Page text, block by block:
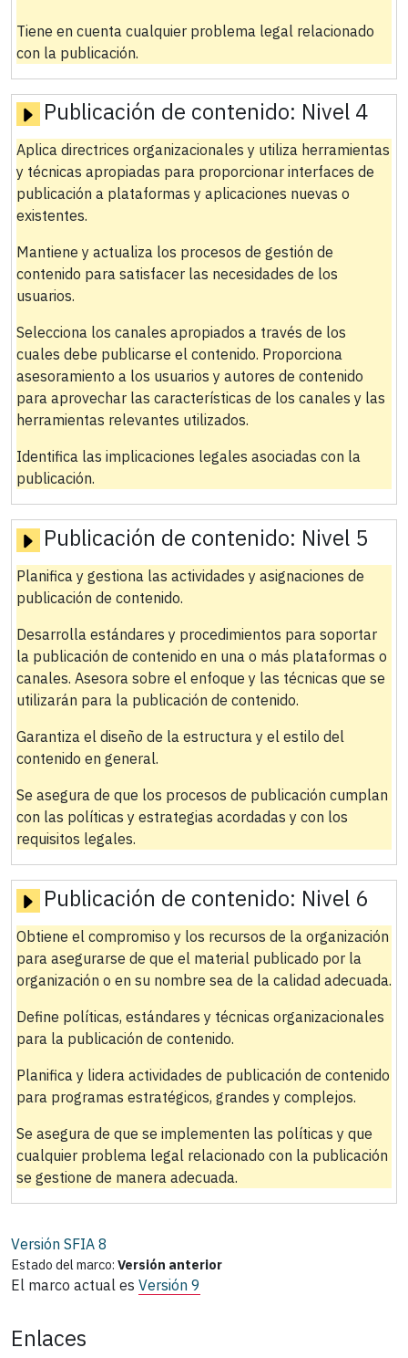
Tiene en cuenta cualquier problema legal relacionado
con la publicación.
Publicación de contenido: Nivel 4
Aplica directrices organizacionales y utiliza herramientas
y técnicas apropiadas para proporcionar interfaces de
publicación a plataformas y aplicaciones nuevas o
existentes.
Mantiene y actualiza los procesos de gestión de
contenido para satisfacer las necesidades de los
usuarios.
Selecciona los canales apropiados a través de los
cuales debe publicarse el contenido. Proporciona
asesoramiento a los usuarios y autores de contenido
para aprovechar las características de los canales y las
herramientas relevantes utilizados.
Identifica las implicaciones legales asociadas con la
publicación.
Publicación de contenido: Nivel 5
Planifica y gestiona las actividades y asignaciones de
publicación de contenido.
Desarrolla estándares y procedimientos para soportar
la publicación de contenido en una o más plataformas o
canales. Asesora sobre el enfoque y las técnicas que se
utilizarán para la publicación de contenido.
Garantiza el diseño de la estructura y el estilo del
contenido en general.
Se asegura de que los procesos de publicación cumplan
con las políticas y estrategias acordadas y con los
requisitos legales.
Publicación de contenido: Nivel 6
Obtiene el compromiso y los recursos de la organización
para asegurarse de que el material publicado por la
organización o en su nombre sea de la calidad adecuada.
Define políticas, estándares y técnicas organizacionales
para la publicación de contenido.
Planifica y lidera actividades de publicación de contenido
para programas estratégicos, grandes y complejos.
Se asegura de que se implementen las políticas y que
cualquier problema legal relacionado con la publicación
se gestione de manera adecuada.
Versión SFIA 8
Estado del marco: Versión anterior
El marco actual es Versión 9
Enlaces